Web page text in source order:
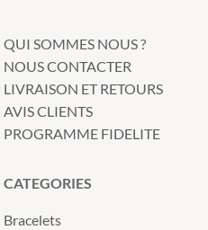
QUI SOMMES NOUS ?
NOUS CONTACTER
LIVRAISON ET RETOURS
AVIS CLIENTS
PROGRAMME FIDELITE
CATEGORIES
Bracelets